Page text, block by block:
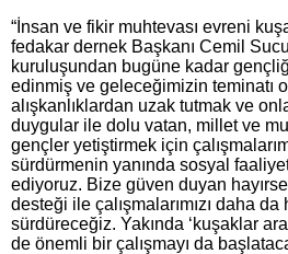
“İnsan ve fikir muhtevası evreni
fedakar dernek Başkanı Cemil
kuruluşundan bugüne kadar
edinmiş ve geleceğimizin teminatı
alışkanlıklardan uzak tutmak ve
duygular ile dolu vatan, millet ve
gençler yetiştirmek için
sürdürmenin yanında sosyal
ediyoruz. Bize güven duyan
desteği ile çalışmalarımızı daha da
sürdüreceğiz. Yakında ‘kuşaklar
de önemli bir çalışmayı da